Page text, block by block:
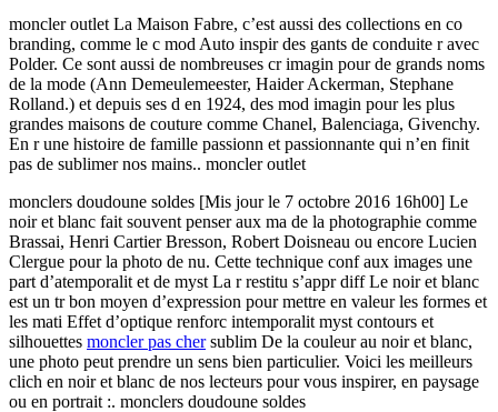
moncler outlet La Maison Fabre, c’est aussi des collections en co
branding, comme le c mod Auto inspir des gants de conduite r avec
Polder. Ce sont aussi de nombreuses cr imagin pour de grands noms
de la mode (Ann Demeulemeester, Haider Ackerman, Stephane
Rolland.) et depuis ses d en 1924, des mod imagin pour les plus
grandes maisons de couture comme Chanel, Balenciaga, Givenchy.
En r une histoire de famille passionn et passionnante qui n’en finit
pas de sublimer nos mains.. moncler outlet
monclers doudoune soldes [Mis jour le 7 octobre 2016 16h00] Le
noir et blanc fait souvent penser aux ma de la photographie comme
Brassai, Henri Cartier Bresson, Robert Doisneau ou encore Lucien
Clergue pour la photo de nu. Cette technique conf aux images une
part d’atemporalit et de myst La r restitu s’appr diff Le noir et blanc
est un tr bon moyen d’expression pour mettre en valeur les formes et
les mati Effet d’optique renforc intemporalit myst contours et
silhouettes moncler pas chersublim De la couleur au noir et blanc,
une photo peut prendre un sens bien particulier. Voici les meilleurs
clich en noir et blanc de nos lecteurs pour vous inspirer, en paysage
ou en portrait :. monclers doudoune soldes